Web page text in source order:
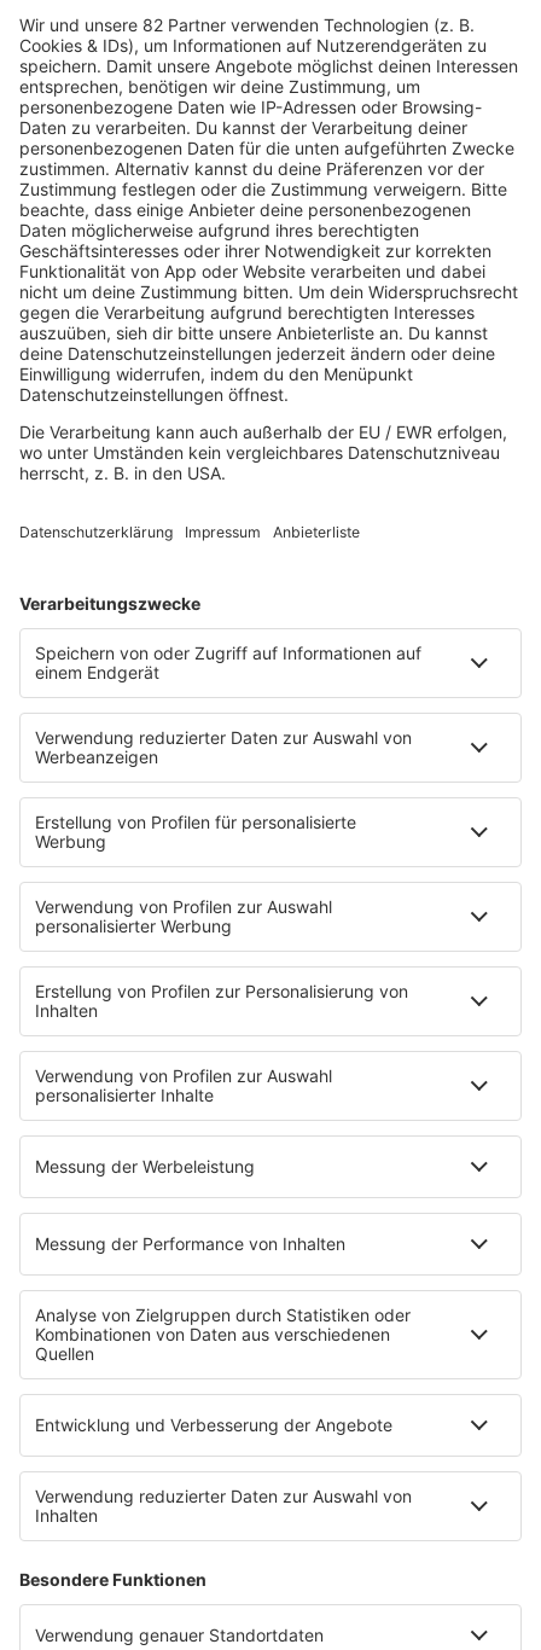
Country
Chartbuster der Woche
Der beste Rockpop reloaded
Deutsch
Deutschrap Klassiker
EDM Dancefloor
Good Vibes
I Love Hamburg
Mallorca Party
Mitsingen
Top 100 Deutschrap
Top 100 Dance
Top 100 Party
Sommer
Unplugged
TikTok Hittracks
Uptempo Banger
Programm
Aktuelles
Zum Nachhören
Nachrichten
Wetter
Blitzer & Verkehr
Programmübersicht
Team
Podcasts
Access All Areas
delta Backstage
Jahrhundertgeschichten
Mein delta radio
App
DAB+
Empfang
Jobs & Praktika
Service
Datenschutz
Datenschutzeinstellungen
Impressum
Nutzungsbedingungen
Stromvergleich
Werbung buchen
Moderatoren buchen